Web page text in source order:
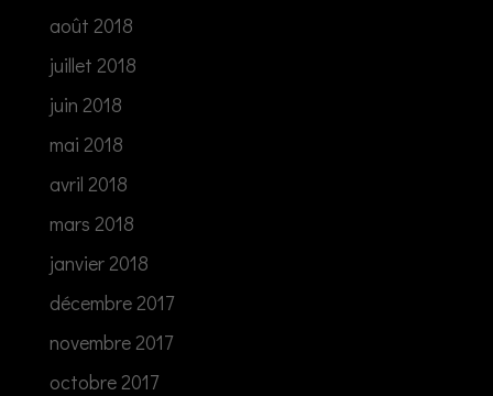
août 2018
juillet 2018
juin 2018
mai 2018
avril 2018
mars 2018
janvier 2018
décembre 2017
novembre 2017
octobre 2017